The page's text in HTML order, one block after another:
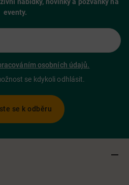
eventy.
osobních údajů.
se kdykoli odhlásit.
se k odběru